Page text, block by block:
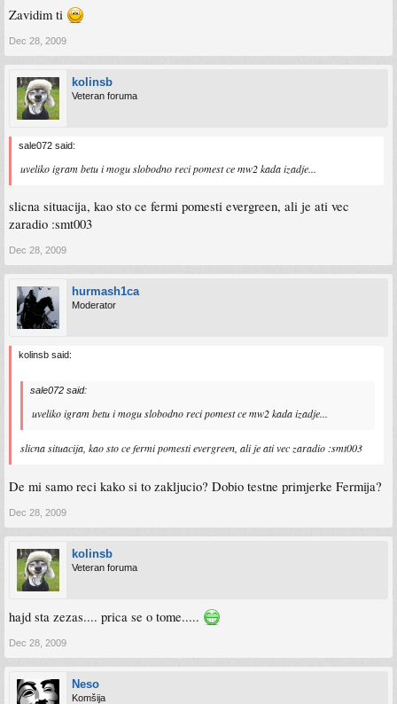
Zavidim ti
Dec 28, 2009
kolinsb
Veteran foruma
sale072 said:
uveliko igram betu i mogu slobodno reci pomest ce mw2 kada izadje...
slicna situacija, kao sto ce fermi pomesti evergreen, ali je ati vec
zaradio :smt003
Dec 28, 2009
hurmash1ca
Moderator
kolinsb said:
sale072 said:
uveliko igram betu i mogu slobodno reci pomest ce mw2 kada izadje...
slicna situacija, kao sto ce fermi pomesti evergreen, ali je ati vec zaradio :smt003
De mi samo reci kako si to zakljucio? Dobio testne primjerke Fermija?
Dec 28, 2009
kolinsb
Veteran foruma
hajd sta zezas.... prica se o tome.....
Dec 28, 2009
Neso
Komšija